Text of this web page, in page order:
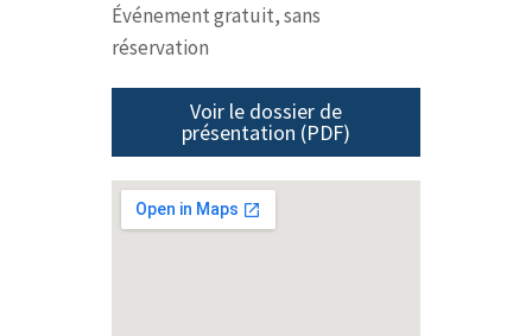
Événement gratuit, sans
réservation
Voir le dossier de
présentation (PDF)